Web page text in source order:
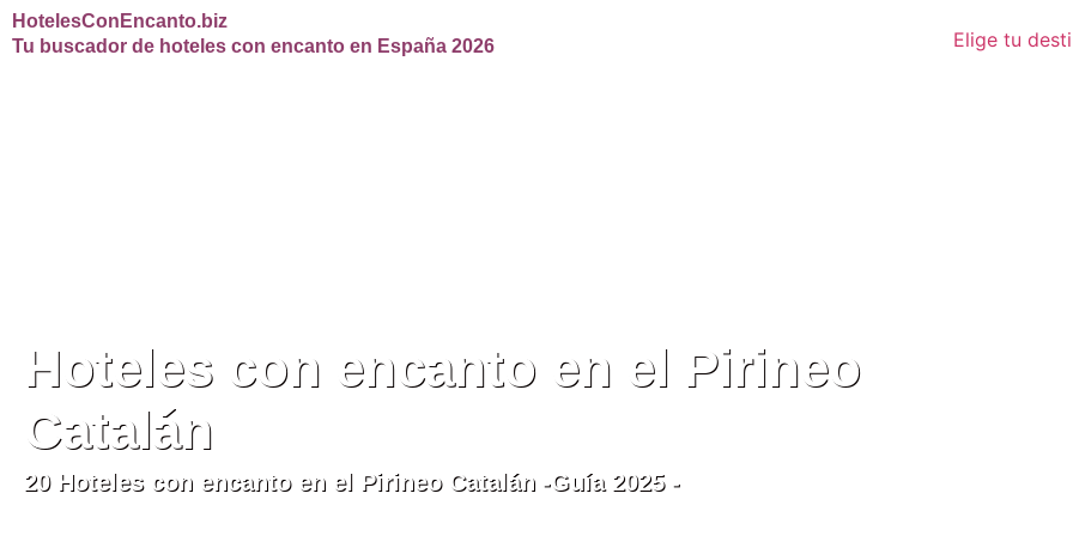
HotelesConEncanto.biz
Tu buscador de hoteles con encanto en España 2026
Elige tu
Hoteles con encanto en el Pirineo
Catalán
20 Hoteles con encanto en el Pirineo Catalán -Guía 2025 -